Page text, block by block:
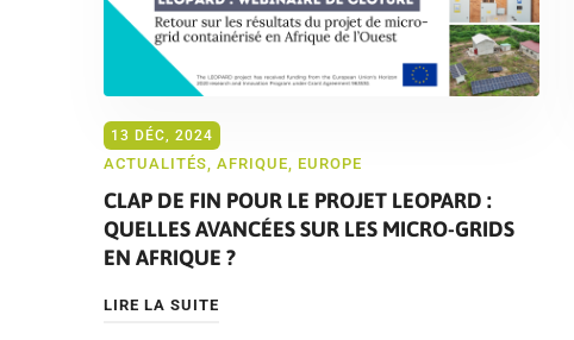
13 DÉC, 2024
ACTUALITÉS AFRIQUE EUROPE
CLAP DE FIN POUR LE PROJET LEOPARD :
QUELLES AVANCÉES SUR LES MICRO-GRIDS
EN AFRIQUE ?
LIRE LA SUITE